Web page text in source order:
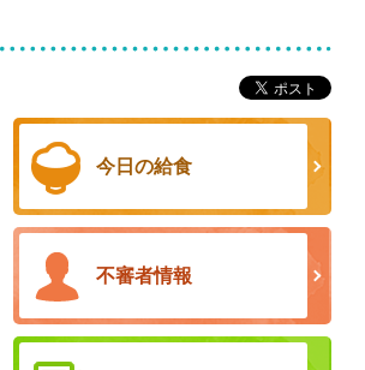
今日の給食
不審者情報